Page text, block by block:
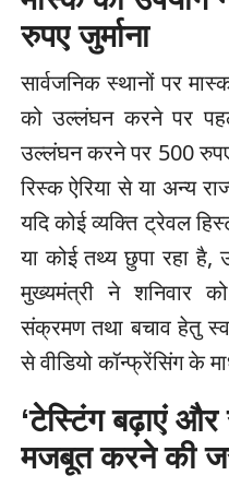
रुपए जुर्माना
सार्वजनिक स्थानों पर
को उल्लंघन करने पर
उल्लंघन करने पर 500 रुपए
रिस्क ऐरिया से या अन्य
यदि कोई व्यक्ति ट्रेवल
या कोई तथ्य छुपा रहा
मुख्यमंत्री ने शनिवार
संक्रमण तथा बचाव हेतु
से वीडियो कॉन्फ्रेंसिंग के
‘टेस्टिंग बढ़ाएं और
मजबूत करने की